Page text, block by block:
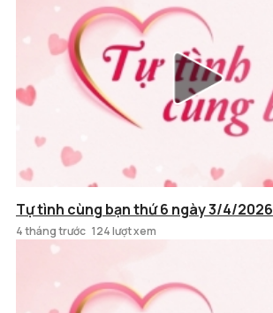
Tự tình cùng bạn thứ 6 ngày 3/4/2026
4 tháng trước 124 lượt xem